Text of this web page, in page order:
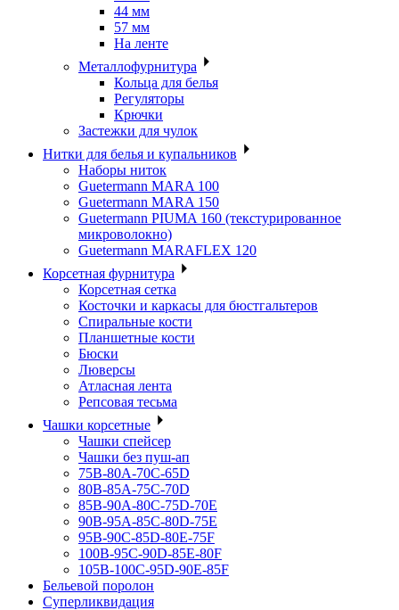
44 мм
57 мм
На ленте
Металлофурнитура
Кольца для белья
Регуляторы
Крючки
Застежки для чулок
Нитки для белья и купальников
Наборы ниток
Guetermann MARA 100
Guetermann MARA 150
Guetermann PIUMA 160 (текстурированное
микроволокно)
Guetermann MARAFLEX 120
Корсетная фурнитура
Корсетная сетка
Косточки и каркасы для бюстгальтеров
Спиральные кости
Планшетные кости
Бюски
Люверсы
Атласная лента
Репсовая тесьма
Чашки корсетные
Чашки спейсер
Чашки без пуш-ап
75В-80А-70С-65D
80В-85А-75С-70D
85В-90А-80С-75D-70E
90B-95A-85C-80D-75E
95B-90C-85D-80E-75F
100B-95C-90D-85E-80F
105B-100C-95D-90E-85F
Бельевой поролон
Суперликвидация